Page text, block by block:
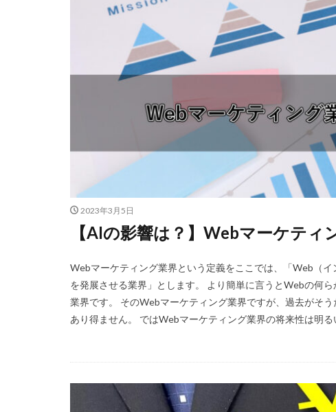
2023年3月5日
【AIの影響は？】Webマーケティ
Webマーケティング業界という定義をここでは、「Web（
を発展させる業界」とします。 より簡単に言うとWebの何
業界です。 そのWebマーケティング業界ですが、過去がそ
あり得ません。 ではWebマーケティング業界の将来性は明